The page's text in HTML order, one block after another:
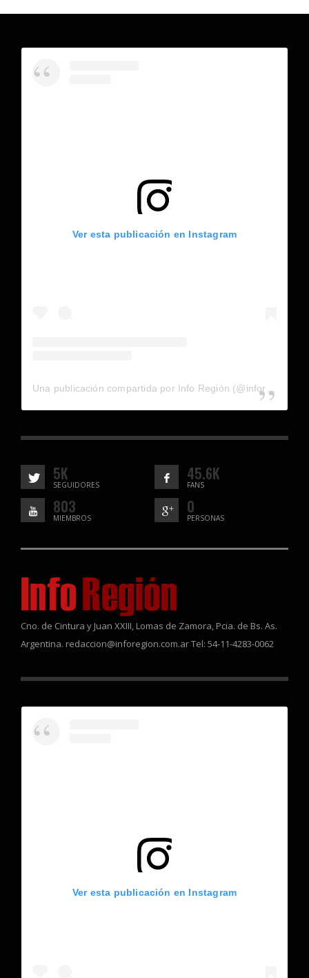
Ver esta publicación en Instagram
5K
SEGUIDORES
45.6K
FANS
803
MIEMBROS
0
PERSONAS
Cno. de Cintura y Juan XXIII, Lomas de Zamora, Pcia. de Bs. As.
Argentina. redaccion@inforegion.com.ar Tel: 54-11-4283-0062
Ver esta publicación en Instagram